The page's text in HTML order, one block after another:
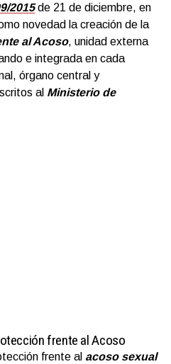
2015de 21 de diciembre, en
novedad la creación de la
al Acoso, unidad externa
e integrada en cada
órgano central y
al Ministerio de
frente al Acoso
frente al acoso sexual